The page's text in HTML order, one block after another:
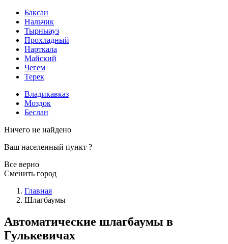
Баксан
Нальчик
Тырныауз
Прохладный
Нарткала
Майский
Чегем
Терек
Владикавказ
Моздок
Беслан
Ничего не найдено
Ваш населенный пункт ?
Все верно
Сменить город
Главная
Шлагбаумы
Автоматические шлагбаумы в
Гулькевичах